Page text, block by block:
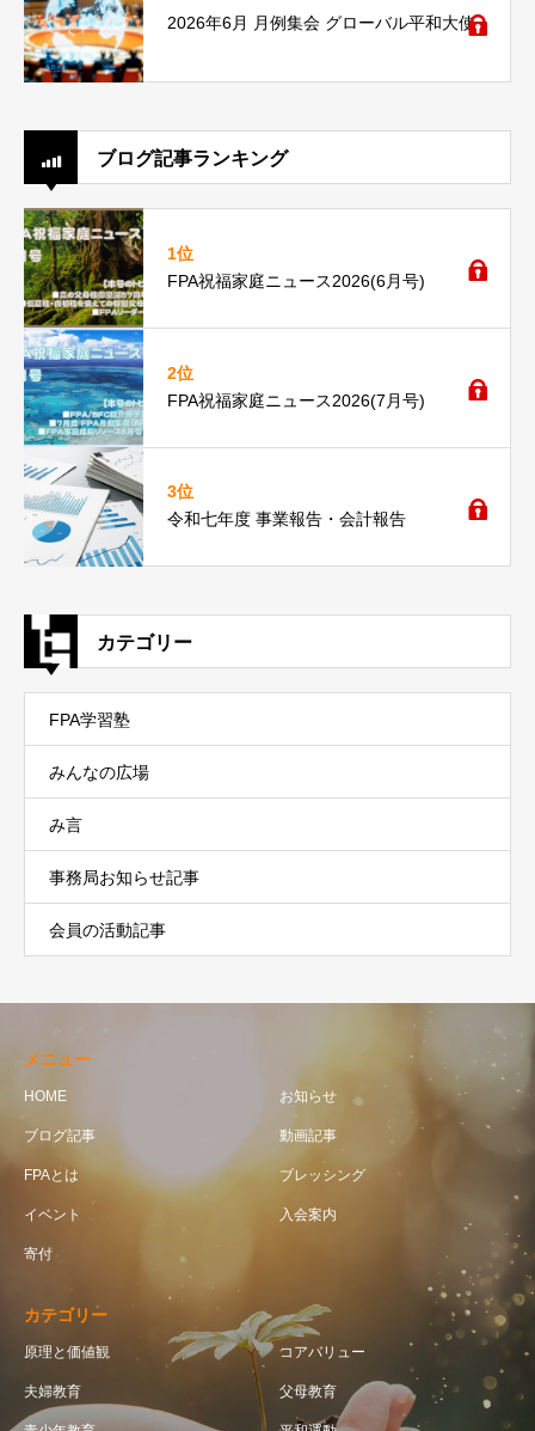
2026年6月 月例集会 グローバル平和大使
ブログ記事ランキング
1位
FPA祝福家庭ニュース2026(6月号)
2位
FPA祝福家庭ニュース2026(7月号)
3位
令和七年度 事業報告・会計報告
カテゴリー
FPA学習塾
みんなの広場
み言
事務局お知らせ記事
会員の活動記事
メニュー
HOME お知らせ
ブログ記事 動画記事
FPAとは ブレッシング
イベント 入会案内
寄付
カテゴリー
原理と価値観 コアバリュー
夫婦教育 父母教育